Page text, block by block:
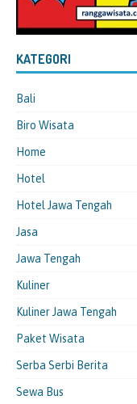
KATEGORI
Bali
Biro Wisata
Home
Hotel
Hotel Jawa Tengah
Jasa
Jawa Tengah
Kuliner
Kuliner Jawa Tengah
Paket Wisata
Serba Serbi Berita
Sewa Bus